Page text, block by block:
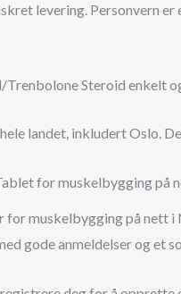
levering. Personvern er
Steroid enkelt
landet, inkludert Oslo.
for muskelbygging på
muskelbygging på nett
gode anmeldelser og et